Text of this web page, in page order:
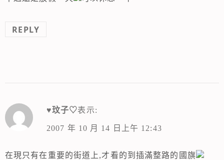
REPLY
♥玟子♡表示:
2007 年 10 月 14 日上午 12:43
在現只有在重要的街道上,才看的到插滿整路的國旗